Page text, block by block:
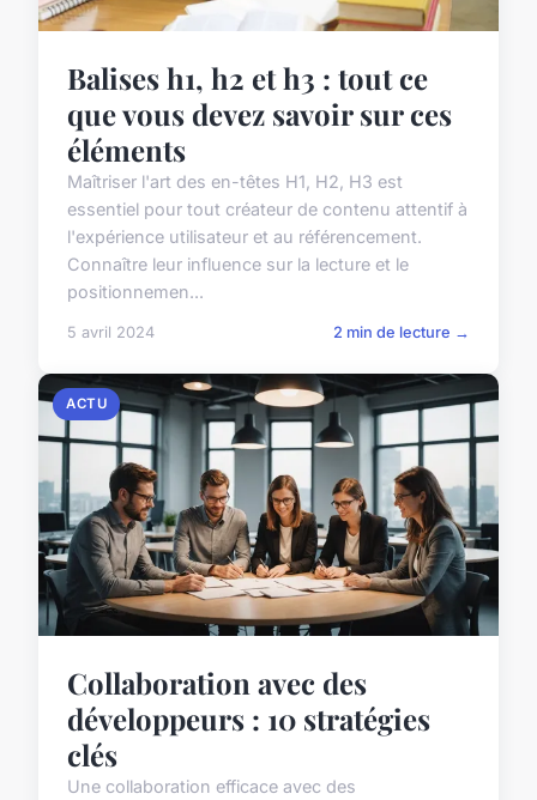
Balises h1, h2 et h3 : tout ce
que vous devez savoir sur ces
éléments
Maîtriser l'art des en-têtes H1, H2, H3 est
essentiel pour tout créateur de contenu attentif à
l'expérience utilisateur et au référencement.
Connaître leur influence sur la lecture et le
positionnemen...
5 avril 2024 2 min de lecture →
ACTU
Collaboration avec des
développeurs : 10 stratégies
clés
Une collaboration efficace avec des